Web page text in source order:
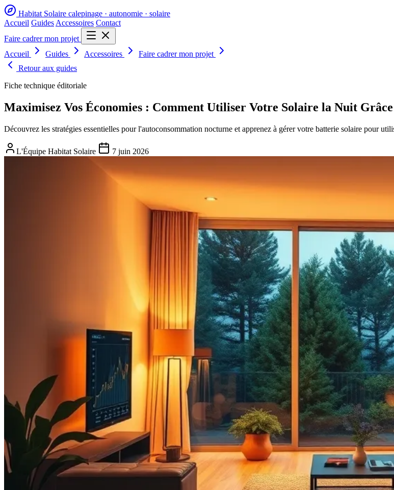
Habitat Solaire calepinage · autonomie · solaire
Accueil Guides Accessoires Contact
Faire cadrer mon projet
Accueil
Guides Accessoires
Faire cadrer mon projet
Retour aux guides
Fiche technique éditoriale
Maximisez Vos Économies : Comment Utiliser Votre Solaire la Nuit
Découvrez les stratégies essentielles pour l'autoconsommation nocturne et apprenez à gérer votre batterie solaire pour
L'Équipe Habitat Solaire 7 juin 2026